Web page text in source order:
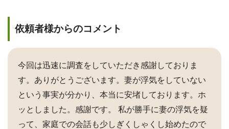
依頼者様からのコメント
今回は迅速に調査をしていただき感謝しておりま
す。ありがとうございます。妻が浮気をしていない
という事実が分かり、本当に安堵しております。ホ
ッとしました。感謝です。 私が勝手に妻の浮気を疑
って、家庭での会話も少しぎくしゃくし始めたので